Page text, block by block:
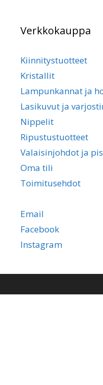
Verkkokauppa
Kiinnitystuotteet
Kristallit
Lampunkannat ja
Lasikuvut ja
Nippelit
Ripustustuotteet
Valaisinjohdot ja
Oma tili
Toimitusehdot
Email
Facebook
Instagram